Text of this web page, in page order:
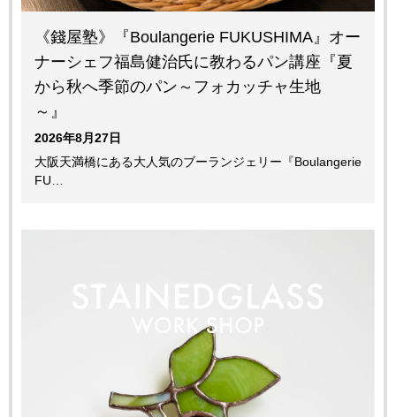
《錢屋塾》『Boulangerie FUKUSHIMA』オー
ナーシェフ福島健治氏に教わるパン講座『夏
から秋へ季節のパン～フォカッチャ生地
～
2026年8月27日
大阪天満橋にある大人気のブーランジェリー『Boulangerie
FU…